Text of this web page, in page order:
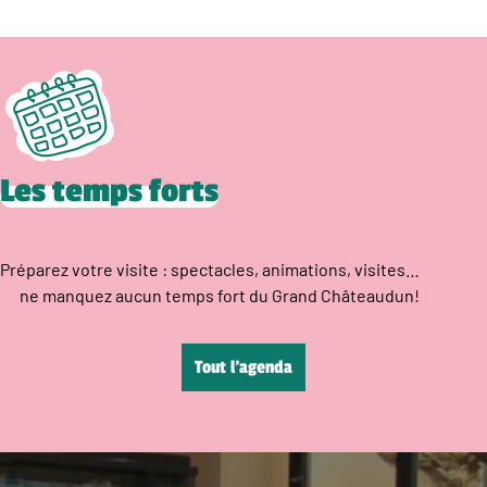
Les temps forts
Préparez votre visite : spectacles, animations, visites…
ne manquez aucun temps fort du Grand Châteaudun!
Tout l’agenda